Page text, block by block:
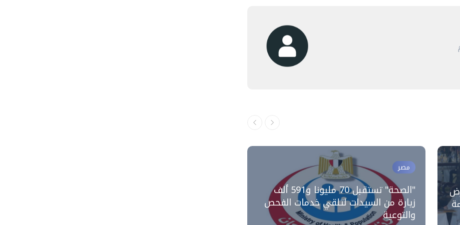
مصر
"الصحة" تستقبل 70 مليونا و591 ألف
زيارة من السيدات لتلقي خدمات الفحص
والتوعية